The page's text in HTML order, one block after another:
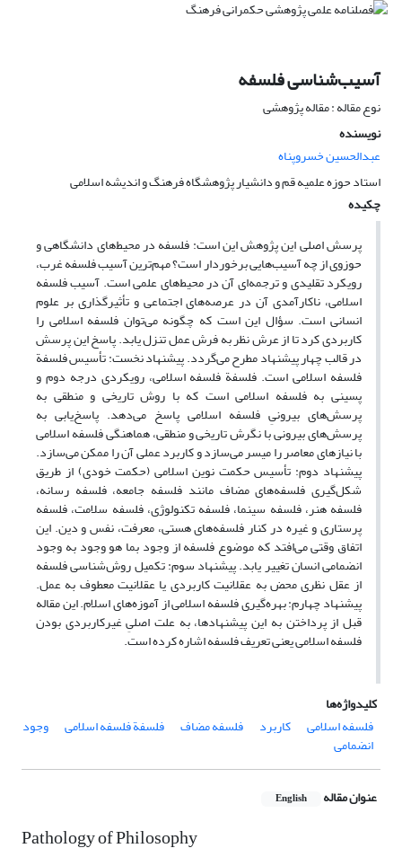
آسیب‌شناسی فلسفه
نوع مقاله : مقاله پژوهشی
نویسنده
عبدالحسین خسروپناه
استاد حوزه علمیه قم و دانشیار پژوهشگاه فرهنگ و اندیشه اسلامی
چکیده
پرسش اصلی این پژوهش این است: فلسفه در محیط‌های دانشگاهی و
حوزوی از چه آسیب‌هایی برخوردار است؟ مهم‌ترین آسیب فلسفه غرب،
رویکرد تقلیدی و ترجمه‌ای آن در محیط‌های علمی است. آسیب فلسفه
اسلامی، ناکارآمدی آن در عرصه‌های اجتماعی و تأثیرگذاری بر علوم
انسانی است. سؤال این است که چگونه می‌توان فلسفه اسلامی را
کاربردی کرد تا از عرش نظر به فرش عمل تنزل یابد. پاسخ این پرسش
در قالب چهار پیشنهاد مطرح می‌گردد. پیشنهاد نخست: تأسیس فلسفة
فلسفه اسلامی است. فلسفة فلسفه اسلامی، رویکردی درجه دوم و
پسینی به فلسفه اسلامی است که با روش تاریخی و منطقی به
پرسش‌های بیرونیِ فلسفه اسلامی پاسخ می‌دهد. پاسخ‌یابی به
پرسش‌های بیرونی با نگرش تاریخی و منطقی، هماهنگی فلسفه اسلامی
با نیازهای معاصر را میسر می‌سازد و کاربرد عملی آن را ممکن می‌سازد.
پیشنهاد دوم: تأسیس حکمت نوین اسلامی (حکمت خودی) از طریق
شکل‌گیری فلسفه‌های مضاف مانند فلسفه جامعه، فلسفه رسانه،
فلسفه هنر، فلسفه سینما، فلسفه تکنولوژی، فلسفه سلامت، فلسفه
پرستاری و غیره در کنار فلسفه‌های هستی، معرفت، نفس و دین. این
اتفاق وقتی می‌افتد که موضوع فلسفه از وجود بما هو وجود به وجود
انضمامی انسان تغییر یابد. پیشنهاد سوم: تکمیل روش‌شناسی فلسفه
از عقل نظری محض به عقلانیت کاربردی یا عقلانیت معطوف به عمل.
پیشنهاد چهارم: بهره‌گیری فلسفه اسلامی از آموزه‌های اسلام. این مقاله
قبل از پرداختن به این پیشنهادها، به علت اصلیِ غیرکاربردی بودن
فلسفه اسلامی یعنی تعریف فلسفه اشاره کرده است.
کلیدواژه‌ها
فلسفه اسلامی
کاربرد فلسفه مضاف فلسفة فلسفه اسلامی وجود
انضمامی
عنوان مقاله English
Pathology of Philosophy